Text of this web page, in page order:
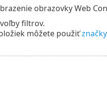
obrazovky Web
filtrov.
môžete použiťznačky